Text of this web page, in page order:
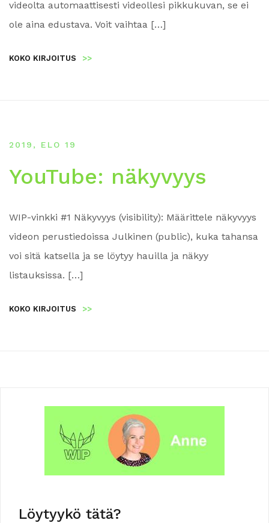
videolta automaattisesti videollesi pikkukuvan, se ei
ole aina edustava. Voit vaihtaa […]
KOKO KIRJOITUS >>
2019, ELO 19
YouTube: näkyvyys
WIP-vinkki #1 Näkyvyys (visibility): Määrittele näkyvyys
videon perustiedoissa Julkinen (public), kuka tahansa
voi sitä katsella ja se löytyy hauilla ja näkyy
listauksissa. […]
KOKO KIRJOITUS >>
Löytyykö tätä?